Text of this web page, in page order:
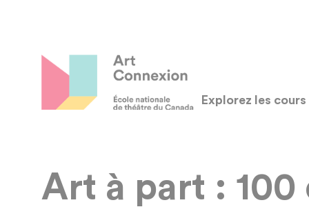
Explorez les cours
Art à part :